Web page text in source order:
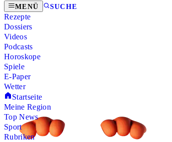
MENÜ SUCHE
Rezepte
Dossiers
Videos
Podcasts
Horoskope
Spiele
E-Paper
Wetter
Startseite
Meine Region
Top News
Sport
Rubriken